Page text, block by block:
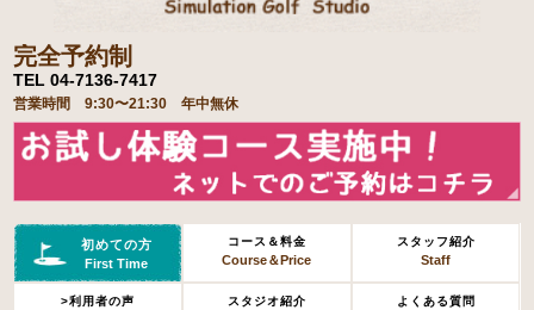
完全予約制
TEL 04-7136-7417
営業時間 9:30〜21:30 年中無休
初めての方
First Time
コース＆料金
Course＆Price
スタッフ紹介
Staff
>利用者の声 スタジオ紹介 よくある質問